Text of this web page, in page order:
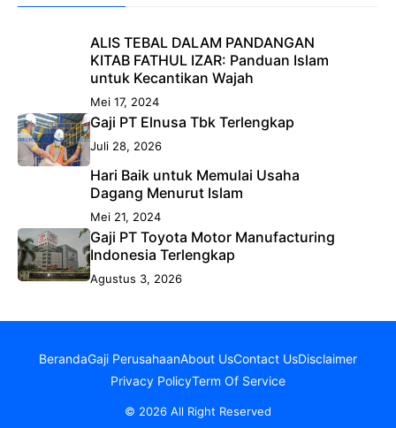
ALIS TEBAL DALAM PANDANGAN
KITAB FATHUL IZAR: Panduan Islam
untuk Kecantikan Wajah
Mei 17, 2024
Gaji PT Elnusa Tbk Terlengkap
Juli 28, 2026
Hari Baik untuk Memulai Usaha
Dagang Menurut Islam
Mei 21, 2024
Gaji PT Toyota Motor Manufacturing
Indonesia Terlengkap
Agustus 3, 2026
BerandaGaji PerusahaanAbout UsContact UsDisclaimer
Privacy PolicyTerm Of Service
© 2026 All Right Reserved